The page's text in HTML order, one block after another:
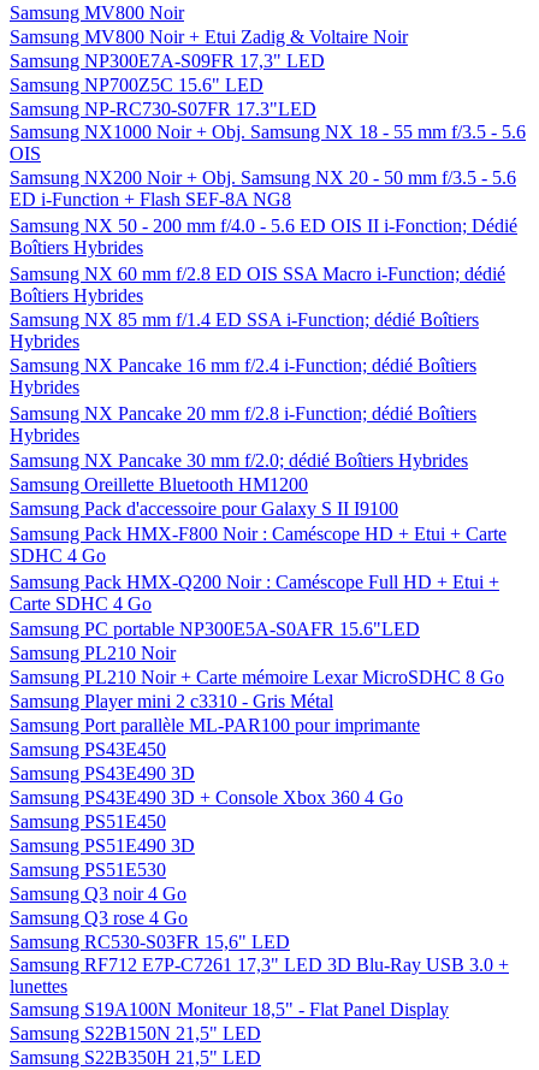
Samsung MV800 Noir
Samsung MV800 Noir + Etui Zadig & Voltaire Noir
Samsung NP300E7A-S09FR 17,3" LED
Samsung NP700Z5C 15.6" LED
Samsung NP-RC730-S07FR 17.3"LED
Samsung NX1000 Noir + Obj. Samsung NX 18 - 55 mm f/3.5 - 5.6
OIS
Samsung NX200 Noir + Obj. Samsung NX 20 - 50 mm f/3.5 - 5.6
ED i-Function + Flash SEF-8A NG8
Samsung NX 50 - 200 mm f/4.0 - 5.6 ED OIS II i-Fonction; Dédié
Boîtiers Hybrides
Samsung NX 60 mm f/2.8 ED OIS SSA Macro i-Function; dédié
Boîtiers Hybrides
Samsung NX 85 mm f/1.4 ED SSA i-Function; dédié Boîtiers
Hybrides
Samsung NX Pancake 16 mm f/2.4 i-Function; dédié Boîtiers
Hybrides
Samsung NX Pancake 20 mm f/2.8 i-Function; dédié Boîtiers
Hybrides
Samsung NX Pancake 30 mm f/2.0; dédié Boîtiers Hybrides
Samsung Oreillette Bluetooth HM1200
Samsung Pack d'accessoire pour Galaxy S II I9100
Samsung Pack HMX-F800 Noir : Caméscope HD + Etui + Carte
SDHC 4 Go
Samsung Pack HMX-Q200 Noir : Caméscope Full HD + Etui +
Carte SDHC 4 Go
Samsung PC portable NP300E5A-S0AFR 15.6"LED
Samsung PL210 Noir
Samsung PL210 Noir + Carte mémoire Lexar MicroSDHC 8 Go
Samsung Player mini 2 c3310 - Gris Métal
Samsung Port parallèle ML-PAR100 pour imprimante
Samsung PS43E450
Samsung PS43E490 3D
Samsung PS43E490 3D + Console Xbox 360 4 Go
Samsung PS51E450
Samsung PS51E490 3D
Samsung PS51E530
Samsung Q3 noir 4 Go
Samsung Q3 rose 4 Go
Samsung RC530-S03FR 15,6" LED
Samsung RF712 E7P-C7261 17,3" LED 3D Blu-Ray USB 3.0 +
lunettes
Samsung S19A100N Moniteur 18,5" - Flat Panel Display
Samsung S22B150N 21,5" LED
Samsung S22B350H 21,5" LED